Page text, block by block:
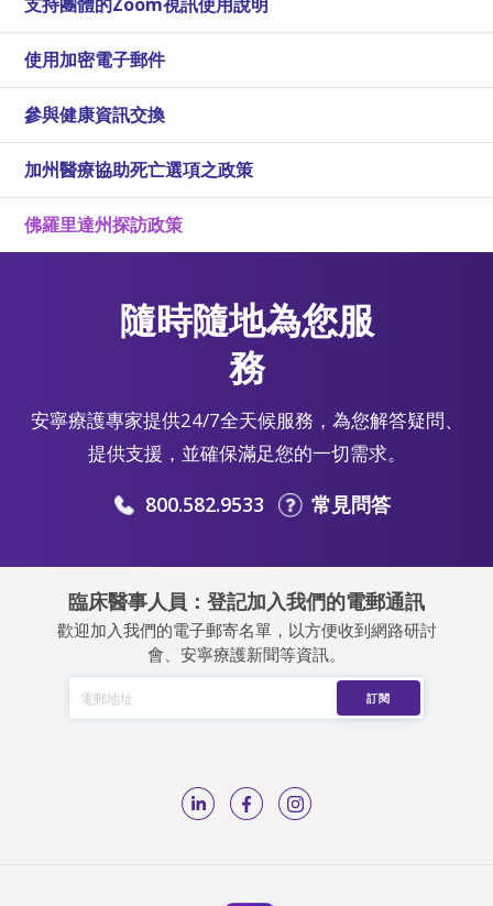
使用加密電子郵件
參與健康資訊交換
加州醫療協助死亡選項之政策
佛羅里達州探訪政策
隨時隨地為您服
務
安寧療護專家提供24/7全天候服務，為您解答疑問、
提供支援，並確保滿足您的一切需求。
800.582.9533 常見問答
臨床醫事人員：登記加入我們的電郵通訊
歡迎加入我們的電子郵寄名單，以方便收到網路研討
會、安寧療護新聞等資訊。